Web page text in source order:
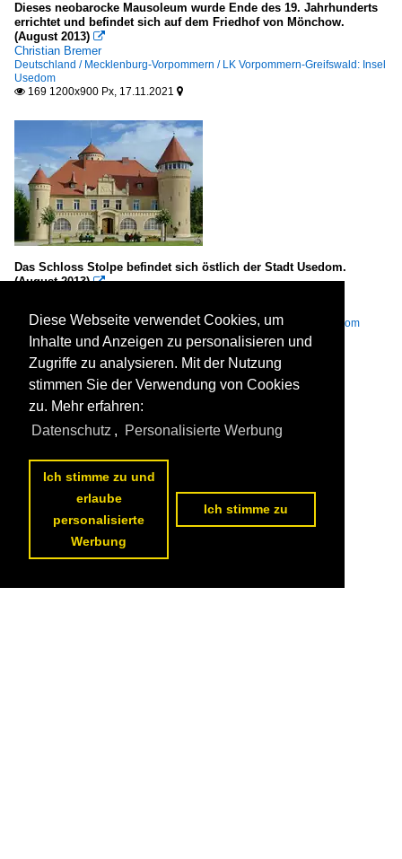
Dieses neobarocke Mausoleum wurde Ende des 19. Jahrhunderts
errichtet und befindet sich auf dem Friedhof von Mönchow.
(August 2013) 
Christian Bremer
Deutschland / Mecklenburg-Vorpommern / LK Vorpommern-Greifswald: Insel
Usedom
 169 1200x900 Px, 17.11.2021 
Das Schloss Stolpe befindet sich östlich der Stadt Usedom.
(August 2013) 
Mecklenburg-Vorpommern / LK Vorpommern-Greifswald: Insel Usedom
185 1200x800 Px, 02.11.2021 
Diese Webseite verwendet Cookies, um
Inhalte und Anzeigen zu personalisieren und
Zugriffe zu analysieren. Mit der Nutzung
stimmen Sie der Verwendung von Cookies
zu. Mehr erfahren:
Datenschutz , Personalisierte Werbung
Ich stimme zu und
erlaube
personalisierte
Werbung
Ich stimme zu